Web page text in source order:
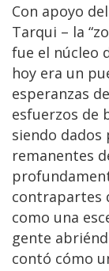
Con apoyo
Tarqui – la
fue el núcleo
hoy era un
esperanzas
esfuerzos de
siendo
remanentes
contrapartes
como una
gente
contó cómo